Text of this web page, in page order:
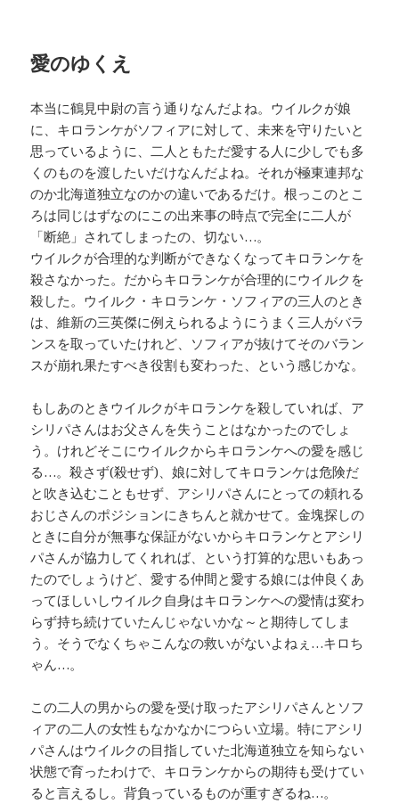
愛のゆくえ
本当に鶴見中尉の言う通りなんだよね。ウイルクが娘
に、キロランケがソフィアに対して、未来を守りたいと
思っているように、二人ともただ愛する人に少しでも多
くのものを渡したいだけなんだよね。それが極東連邦な
のか北海道独立なのかの違いであるだけ。根っこのとこ
ろは同じはずなのにこの出来事の時点で完全に二人が
「断絶」されてしまったの、切ない…。
ウイルクが合理的な判断ができなくなってキロランケを
殺さなかった。だからキロランケが合理的にウイルクを
殺した。ウイルク・キロランケ・ソフィアの三人のとき
は、維新の三英傑に例えられるようにうまく三人がバラ
ンスを取っていたけれど、ソフィアが抜けてそのバラン
スが崩れ果たすべき役割も変わった、という感じかな。
もしあのときウイルクがキロランケを殺していれば、ア
シリパさんはお父さんを失うことはなかったのでしょ
う。けれどそこにウイルクからキロランケへの愛を感じ
る…。殺さず(殺せず)、娘に対してキロランケは危険だ
と吹き込むこともせず、アシリパさんにとっての頼れる
おじさんのポジションにきちんと就かせて。金塊探しの
ときに自分が無事な保証がないからキロランケとアシリ
パさんが協力してくれれば、という打算的な思いもあっ
たのでしょうけど、愛する仲間と愛する娘には仲良くあ
ってほしいしウイルク自身はキロランケへの愛情は変わ
らず持ち続けていたんじゃないかな～と期待してしま
う。そうでなくちゃこんなの救いがないよねぇ…キロち
ゃん…。
この二人の男からの愛を受け取ったアシリパさんとソフ
ィアの二人の女性もなかなかにつらい立場。特にアシリ
パさんはウイルクの目指していた北海道独立を知らない
状態で育ったわけで、キロランケからの期待も受けてい
ると言えるし。背負っているものが重すぎるね…。